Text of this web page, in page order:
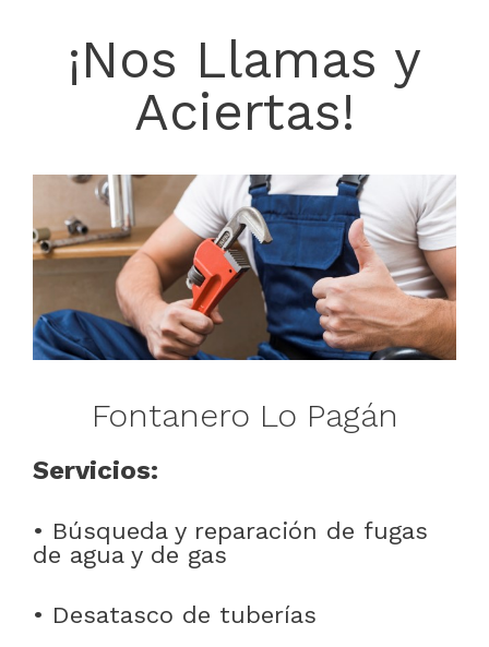
¡Nos Llamas y
Aciertas!
Fontanero Lo Pagán
Servicios:
• Búsqueda y reparación de fugas
de agua y de gas
• Desatasco de tuberías